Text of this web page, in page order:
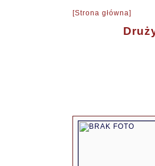
[Strona główna]